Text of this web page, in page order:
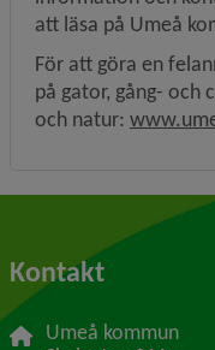
att läsa på Umeå
För att göra en
på gator, gång- och
och natur:
Kontakt
Umeå kommun